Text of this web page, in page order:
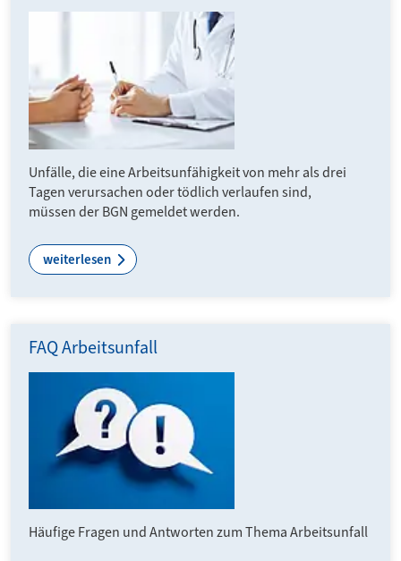
Unfälle, die eine Arbeits­unfähig­keit von mehr als drei
Tagen verur­sachen oder tödlich ver­laufen sind,
müssen der BGN gemel­det werden.
weiterlesen
FAQ Arbeitsunfall
Häufige Fragen und Antworten zum Thema Arbeitsunfall